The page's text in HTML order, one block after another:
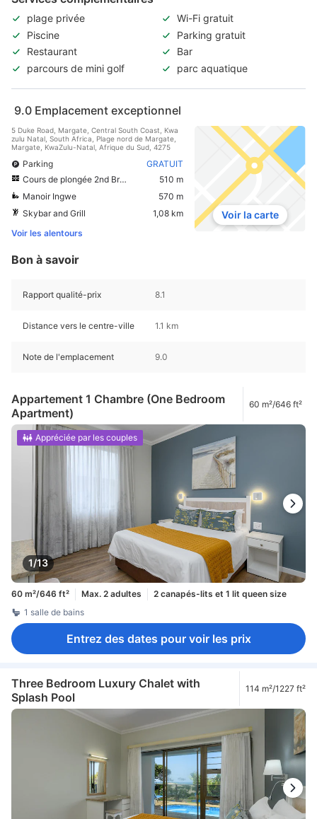
plage privée
Wi-Fi gratuit
Piscine
Parking gratuit
Restaurant
Bar
parcours de mini golf
parc aquatique
9.0 Emplacement exceptionnel
5 Duke Road, Margate, Central South Coast, Kwa
zulu Natal, South Africa, Plage nord de Margate,
Margate, KwaZulu-Natal, Afrique du Sud, 4275
Parking
GRATUIT
Cours de plongée 2nd Breath
510 m
Manoir Ingwe
570 m
Skybar and Grill
1,08 km
Voir les alentours
Voir la carte
Bon à savoir
Rapport qualité-prix 8.1
Distance vers le centre-ville 1.1 km
Note de l'emplacement 9.0
Appartement 1 Chambre (One Bedroom
Apartment)
60 m²/646 ft²
1/13
Appréciée par les couples
60 m²/646 ft² Max. 2 adultes
2 canapés-lits et 1 lit queen size
1 salle de bains
Entrez des dates pour voir les prix
Three Bedroom Luxury Chalet with
Splash Pool
114 m²/1227 ft²